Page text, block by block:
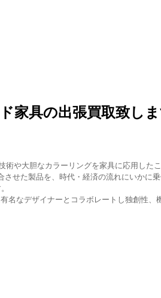
家具の出張買取致しま
や大胆なカラーリングを家具に応用した
せた製品を、時代・経済の流れにいか
名なデザイナーとコラボレートし独創性、